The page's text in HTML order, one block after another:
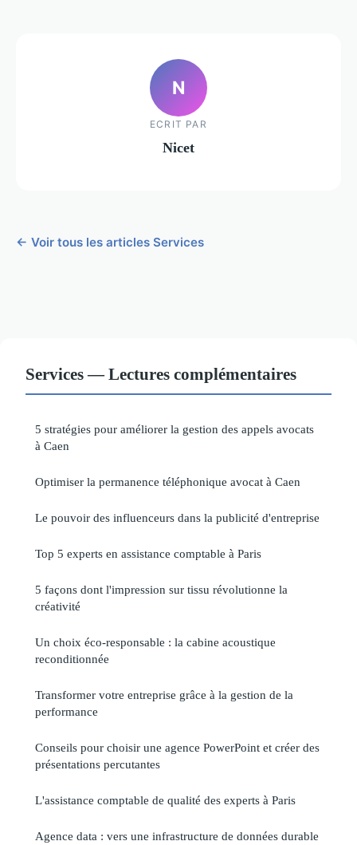
N
ECRIT PAR
Nicet
← Voir tous les articles Services
Services — Lectures complémentaires
5 stratégies pour améliorer la gestion des appels avocats
à Caen
Optimiser la permanence téléphonique avocat à Caen
Le pouvoir des influenceurs dans la publicité d'entreprise
Top 5 experts en assistance comptable à Paris
5 façons dont l'impression sur tissu révolutionne la
créativité
Un choix éco-responsable : la cabine acoustique
reconditionnée
Transformer votre entreprise grâce à la gestion de la
performance
Conseils pour choisir une agence PowerPoint et créer des
présentations percutantes
L'assistance comptable de qualité des experts à Paris
Agence data : vers une infrastructure de données durable